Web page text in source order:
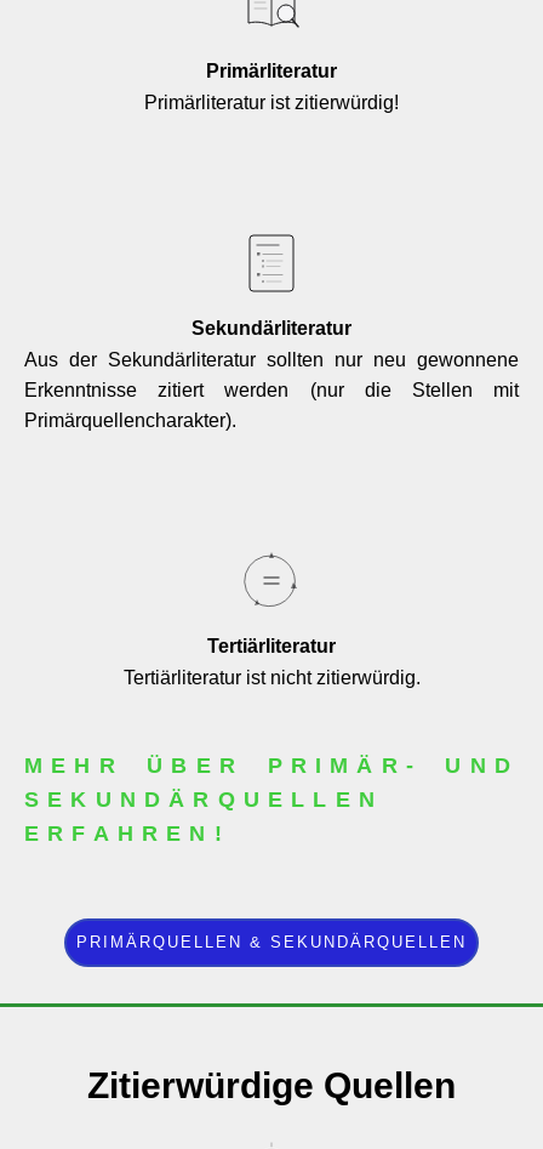
Primärliteratur
Primärliteratur ist zitierwürdig!
Sekundärliteratur
Aus der Sekundärliteratur sollten nur neu gewonnene
Erkenntnisse zitiert werden (nur die Stellen mit
Primärquellencharakter).
Tertiärliteratur
Tertiärliteratur ist nicht zitierwürdig.
MEHR ÜBER PRIMÄR- UND
SEKUNDÄRQUELLEN
ERFAHREN!
PRIMÄRQUELLEN & SEKUNDÄRQUELLEN
Zitierwürdige Quellen